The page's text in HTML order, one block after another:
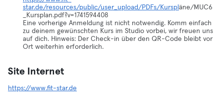
star.de/resources/public/user_upload/PDFs/Kurspl äne/MUC6
_Kursplan.pdf?v=1741594408
Eine vorherige Anmeldung ist nicht notwendig. Komm einfach
zu deinem gewünschten Kurs im Studio vorbei, wir freuen uns
auf dich. Hinweis: Der Check-in über den QR-Code bleibt vor
Ort weiterhin erforderlich.
Site Internet
https://www.fit-star.de